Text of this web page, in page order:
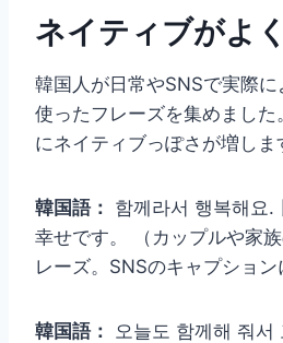
ネイティブがよ
韓国人が日常やSNSで実際
使ったフレーズを集めまし
にネイティブっぽさが増しま
韓国語： 함께라서 행복해요.
幸せです。 （カップルや家
レーズ。SNSのキャプション
韓国語： 오늘도 함께해 줘서